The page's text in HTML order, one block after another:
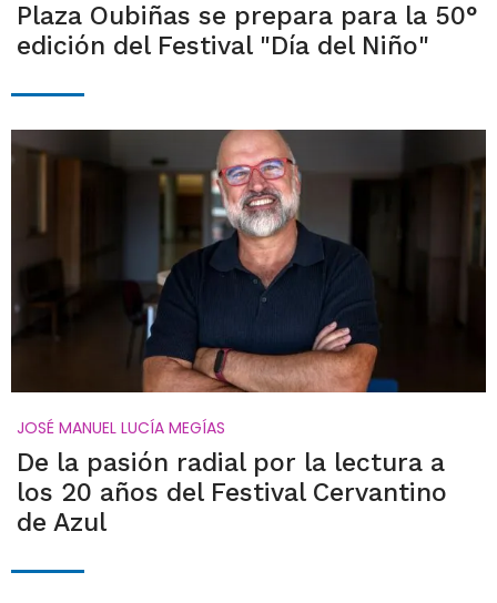
Plaza Oubiñas se prepara para la 50°
edición del Festival "Día del Niño"
JOSÉ MANUEL LUCÍA MEGÍAS
De la pasión radial por la lectura a
los 20 años del Festival Cervantino
de Azul